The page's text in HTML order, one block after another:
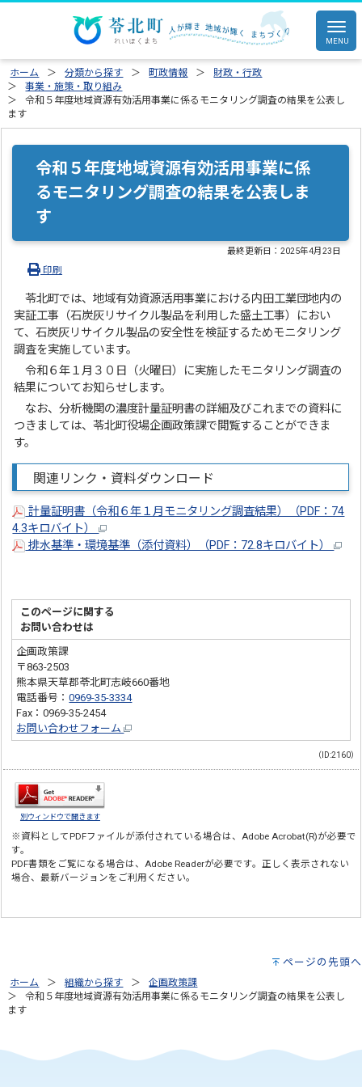
ホーム 分類から探す 町政情報
財政・行政
事業・施策・取り組み
令和５年度地域資源有効活用事業に係るモニタリング調査の結果を公表し
ます
令和５年度地域資源有効活用事業に係
るモニタリング調査の結果を公表しま
す
最終更新日：2025年4月23日
印刷
苓北町では、地域有効資源活用事業における内田工業団地内の
実証工事（石炭灰リサイクル製品を利用した盛土工事）におい
て、石炭灰リサイクル製品の安全性を検証するためモニタリング
調査を実施しています。
令和６年１月３０日（火曜日）に実施したモニタリング調査の
結果についてお知らせします。
なお、分析機関の濃度計量証明書の詳細及びこれまでの資料に
つきましては、苓北町役場企画政策課で閲覧することができま
す。
関連リンク・資料ダウンロード
計量証明書（令和６年１月モニタリング調査結果）（PDF：74
4.3キロバイト）
排水基準・環境基準（添付資料）（PDF：72.8キロバイト）
このページに関する
お問い合わせは
企画政策課
〒863-2503
熊本県天草郡苓北町志岐660番地
電話番号：0969-35-3334
Fax：0969-35-2454
お問い合わせフォーム
（ID:2160）
別ウィンドウで開きます
※資料としてPDFファイルが添付されている場合は、Adobe Acrobat(R)が必要で
す。
PDF書類をご覧になる場合は、Adobe Readerが必要です。正しく表示されない
場合、最新バージョンをご利用ください。
ページの先頭へ
ホーム 組織から探す
企画政策課
令和５年度地域資源有効活用事業に係るモニタリング調査の結果を公表し
ます